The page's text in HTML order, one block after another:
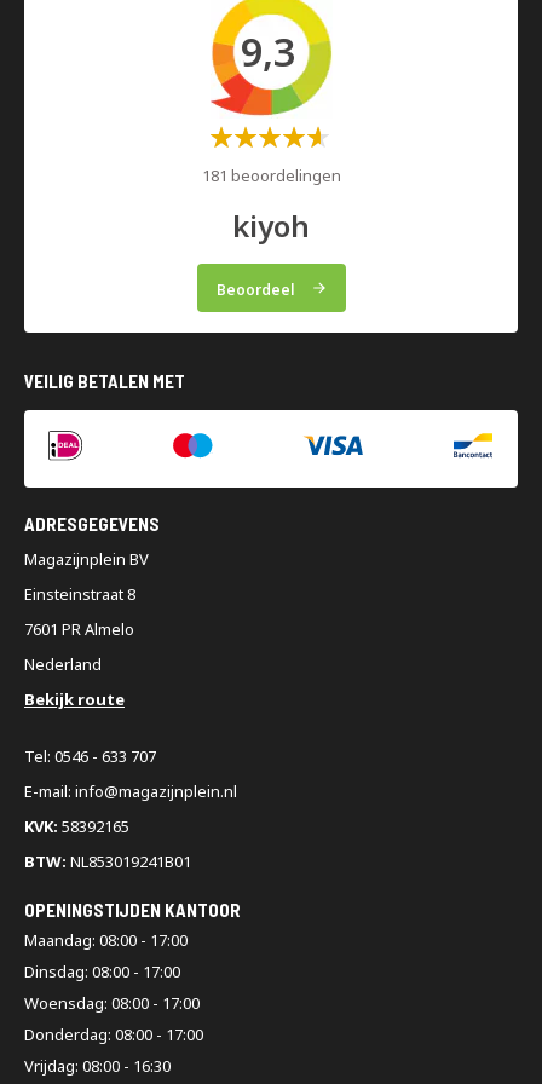
9,3
Waardering:
181 beoordelingen
kiyoh
Beoordeel
VEILIG BETALEN MET
ADRESGEGEVENS
Magazijnplein BV
Einsteinstraat 8
7601 PR Almelo
Nederland
Bekijk route
Tel: 0546 - 633 707
E-mail: info@magazijnplein.nl
KVK: 58392165
BTW: NL853019241B01
OPENINGSTIJDEN KANTOOR
Maandag: 08:00 - 17:00
Dinsdag: 08:00 - 17:00
Woensdag: 08:00 - 17:00
Donderdag: 08:00 - 17:00
Vrijdag: 08:00 - 16:30